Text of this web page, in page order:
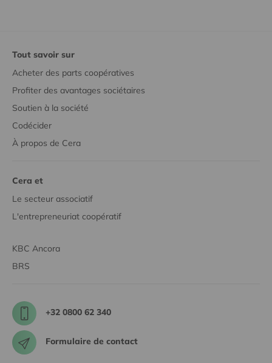
Tout savoir sur
Acheter des parts coopératives
Profiter des avantages sociétaires
Soutien à la société
Codécider
À propos de Cera
Cera et
Le secteur associatif
L'entrepreneuriat coopératif
KBC Ancora
BRS
+32 0800 62 340
Formulaire de contact